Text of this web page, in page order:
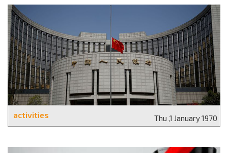
activities Thu ,1 January 1970